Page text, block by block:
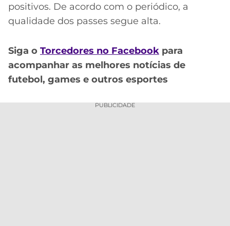
positivos. De acordo com o periódico, a
qualidade dos passes segue alta.
Siga o Torcedores no Facebook para
acompanhar as melhores notícias de
futebol, games e outros esportes
PUBLICIDADE